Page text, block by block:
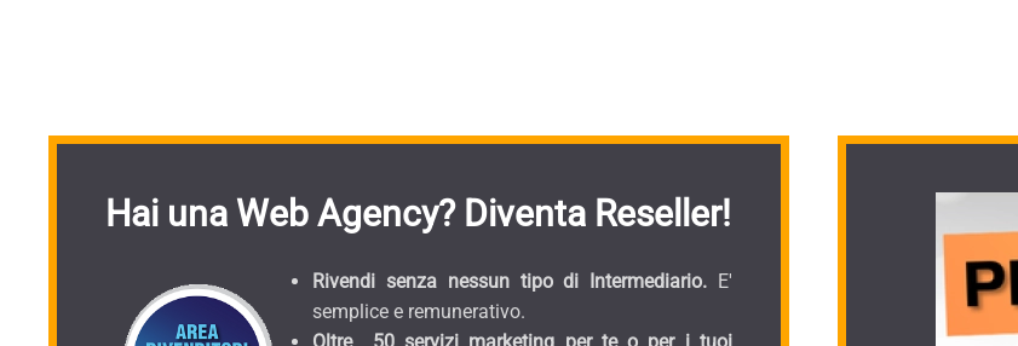
Hai una Web Agency? Diventa Reseller!
Rivendi senza nessun tipo di Intermediario. E'
semplice e remunerativo.